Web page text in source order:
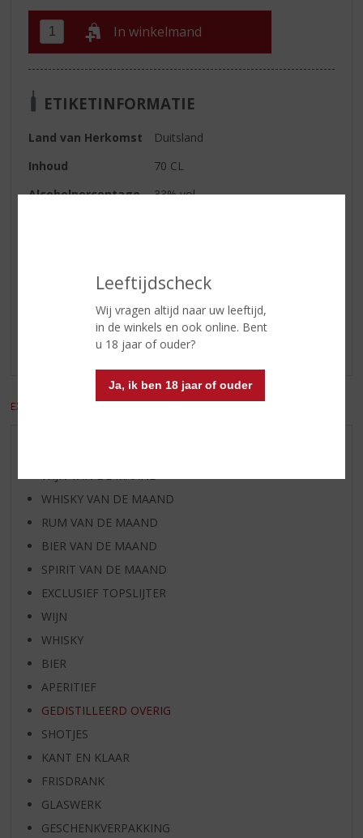
Leeftijdscheck
Wij vragen altijd naar uw leeftijd,
in de winkels en ook online. Bent
u 18 jaar of ouder?
Ja, ik ben 18 jaar of ouder
In winkelmand
ETIKETINFORMATIE
Land van Herkomst
Duitsland
Inhoud
70 CL
Alcoholpercentage
33% vol
Reviews
Schrijf een review
Er zijn nog geen reviews geplaatst voor dit product
EXCL. BTW
WIJN VAN DE MAAND
WHISKY VAN DE MAAND
RUM VAN DE MAAND
BIER VAN DE MAAND
SPIRIT VAN DE MAAND
EXCLUSIEF TOPSLIJTER
WIJN
WHISKY
BIER
APERITIEF
GEDISTILLEERD OVERIG
SHOTJES
KANT EN KLAAR
FRISDRANK
GLASWERK
GESCHENKVERPAKKING